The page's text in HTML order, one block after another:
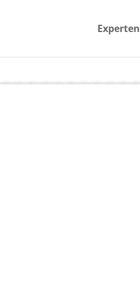
Experten